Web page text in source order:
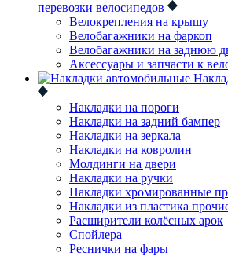
перевозки велосипедов
Велокрепления на крышу
Велобагажники на фаркоп
Велобагажники на заднюю
Аксессуары и запчасти к
Накладки на пороги
Накладки на задний бампер
Накладки на зеркала
Накладки на ковролин
Молдинги на двери
Накладки на ручки
Накладки хромированные
Накладки из пластика
Расширители колёсных арок
Спойлера
Реснички на фары